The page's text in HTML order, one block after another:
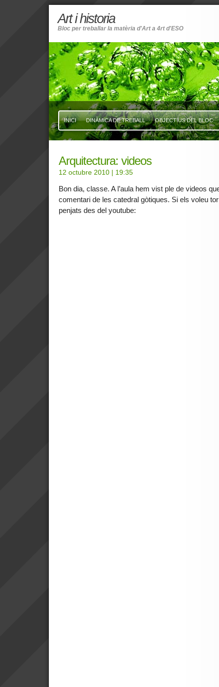
Art i historia
Bloc per treballar la matèria d'Art a 4rt d'ESO
INICI DINÀMICA DE TREBALL OBJECTIUS DEL BLOC
Arquitectura: videos
12 octubre 2010 | 19:35
Bon dia, classe. A l’aula hem vist ple de videos
comentari de les catedral gòtiques. Si els voleu
penjats des del youtube: